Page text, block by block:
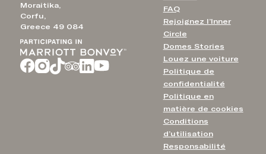
Moraitika,
Corfu,
Greece 49 084
FAQ
Rejoignez l’Inner
Circle
Domes Stories
Louez une voiture
Politique de
confidentialité
Politique en
matière de cookies
Conditions
d’utilisation
Responsabilité